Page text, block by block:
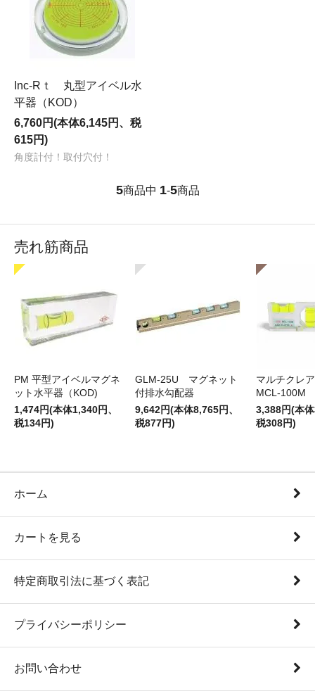
Inc-Rｔ 丸型アイベル水
平器（KOD）
6,760円(本体6,145円、税
615円)
角度計付！取付穴付！
5商品中 1-5商品
売れ筋商品
PM 平型アイベルマグネ
ット水平器（KOD)
1,474円(本体1,340円、
税134円)
GLM-25U マグネット
付排水勾配器
9,642円(本体8,765円、
税877円)
マルチクレ
MCL-100M
3,388円(本
税308円)
ホーム
カートを見る
特定商取引法に基づく表記
プライバシーポリシー
お問い合わせ